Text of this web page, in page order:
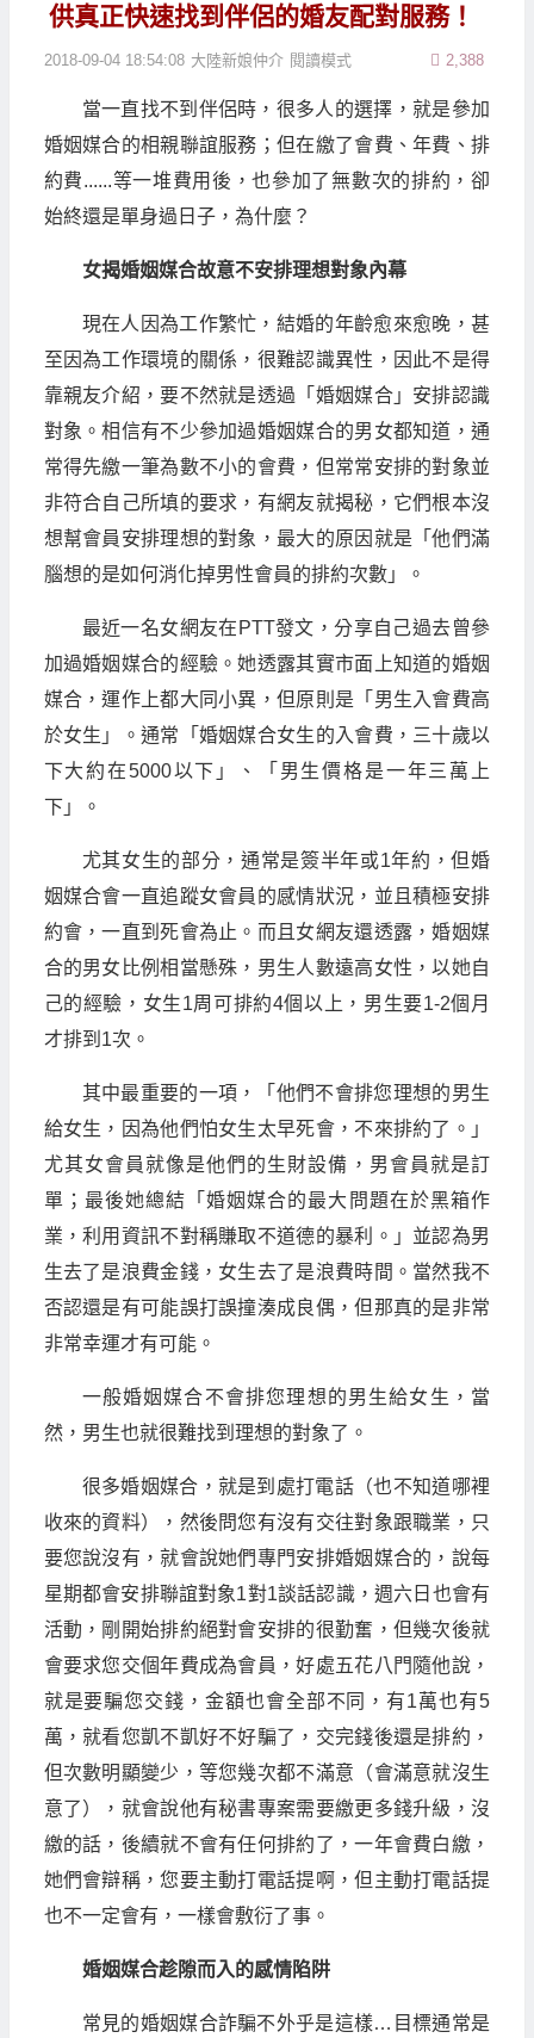
供真正快速找到伴侶的婚友配對服務！
2018-09-04 18:54:08 大陸新娘仲介 2,388
閱讀模式
當一直找不到伴侶時，很多人的選擇，就是參加
婚姻媒合的相親聯誼服務；但在繳了會費、年費、排
約費......等一堆費用後，也參加了無數次的排約，卻
始終還是單身過日子，為什麼？
女揭婚姻媒合故意不安排理想對象內幕
現在人因為工作繁忙，結婚的年齡愈來愈晚，甚
至因為工作環境的關係，很難認識異性，因此不是得
靠親友介紹，要不然就是透過「婚姻媒合」安排認識
對象。相信有不少參加過婚姻媒合的男女都知道，通
常得先繳一筆為數不小的會費，但常常安排的對象並
非符合自己所填的要求，有網友就揭秘，它們根本沒
想幫會員安排理想的對象，最大的原因就是「他們滿
腦想的是如何消化掉男性會員的排約次數」。
最近一名女網友在PTT發文，分享自己過去曾參
加過婚姻媒合的經驗。她透露其實市面上知道的婚姻
媒合，運作上都大同小異，但原則是「男生入會費高
於女生」。通常「婚姻媒合女生的入會費，三十歲以
下大約在5000以下」、「男生價格是一年三萬上
下」。
尤其女生的部分，通常是簽半年或1年約，但婚
姻媒合會一直追蹤女會員的感情狀況，並且積極安排
約會，一直到死會為止。而且女網友還透露，婚姻媒
合的男女比例相當懸殊，男生人數遠高女性，以她自
己的經驗，女生1周可排約4個以上，男生要1-2個月
才排到1次。
其中最重要的一項，「他們不會排您理想的男生
給女生，因為他們怕女生太早死會，不來排約了。」
尤其女會員就像是他們的生財設備，男會員就是訂
單；最後她總結「婚姻媒合的最大問題在於黑箱作
業，利用資訊不對稱賺取不道德的暴利。」並認為男
生去了是浪費金錢，女生去了是浪費時間。當然我不
否認還是有可能誤打誤撞湊成良偶，但那真的是非常
非常幸運才有可能。
一般婚姻媒合不會排您理想的男生給女生，當
然，男生也就很難找到理想的對象了。
很多婚姻媒合，就是到處打電話（也不知道哪裡
收來的資料），然後問您有沒有交往對象跟職業，只
要您說沒有，就會說她們專門安排婚姻媒合的，說每
星期都會安排聯誼對象1對1談話認識，週六日也會有
活動，剛開始排約絕對會安排的很勤奮，但幾次後就
會要求您交個年費成為會員，好處五花八門隨他說，
就是要騙您交錢，金額也會全部不同，有1萬也有5
萬，就看您凱不凱好不好騙了，交完錢後還是排約，
但次數明顯變少，等您幾次都不滿意（會滿意就沒生
意了），就會說他有秘書專案需要繳更多錢升級，沒
繳的話，後續就不會有任何排約了，一年會費白繳，
她們會辯稱，您要主動打電話提啊，但主動打電話提
也不一定會有，一樣會敷衍了事。
婚姻媒合趁隙而入的感情陷阱
常見的婚姻媒合詐騙不外乎是這樣…目標通常是